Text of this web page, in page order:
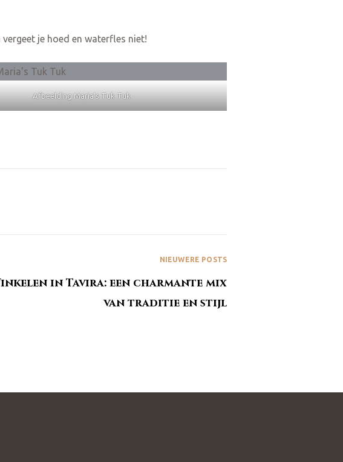
je hoed en waterfles niet!
Afbeelding Maria's Tuk Tuk
NIEUWERE POSTS
in Tavira: een charmante mix
van traditie en stijl